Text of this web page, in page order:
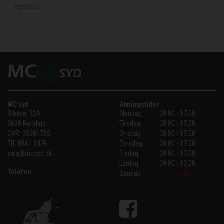
MC syd
Ribevej 32A
6630 Rødding
CVR: 35381783
Tlf. 8861 8476
salg@mcsyd.dk
Telefon
Åbningstider
Mandag
08:00 - 17:00
Tirsdag
08:00 - 17:00
Onsdag
08:00 - 17:00
Torsdag
08:00 - 17:00
Fredag
08:00 - 17:00
Lørdag
09:00 - 13:00
Søndag
Lukket